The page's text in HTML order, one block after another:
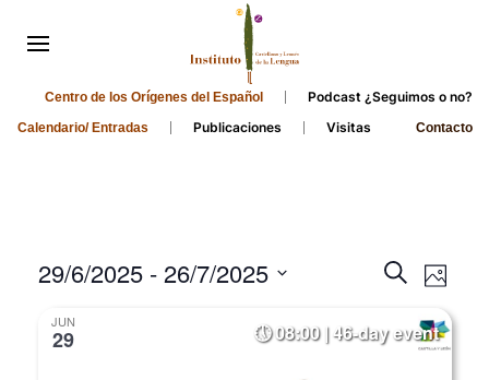
Centro de los Orígenes del Español Podcast ¿Seguimos o no?
Calendario/ Entradas Publicaciones Visitas Contacto
Events
and
Views
SearchPhoto
29/6/2025 - 26/7/2025
date.
JUN
29 08:00 | 46-day event